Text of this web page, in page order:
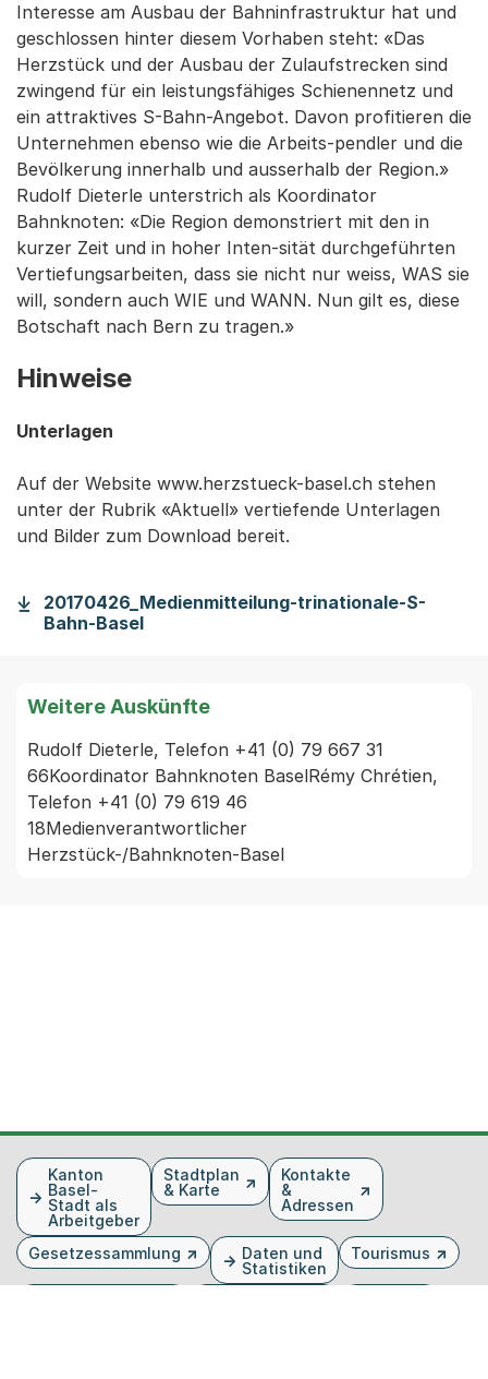
Interesse am Ausbau der Bahninfrastruktur hat und
geschlossen hinter diesem Vorhaben steht: «Das
Herzstück und der Ausbau der Zulaufstrecken sind
zwingend für ein leistungsfähiges Schienennetz und
ein attraktives S-Bahn-Angebot. Davon profitieren die
Unternehmen ebenso wie die Arbeits-pendler und die
Bevölkerung innerhalb und ausserhalb der Region.»
Rudolf Dieterle unterstrich als Koordinator
Bahnknoten: «Die Region demonstriert mit den in
kurzer Zeit und in hoher Inten-sität durchgeführten
Vertiefungsarbeiten, dass sie nicht nur weiss, WAS sie
will, sondern auch WIE und WANN. Nun gilt es, diese
Botschaft nach Bern zu tragen.»
Hinweise
Unterlagen
Auf der Website www.herzstueck-basel.ch stehen
unter der Rubrik «Aktuell» vertiefende Unterlagen
und Bilder zum Download bereit.
20170426_Medienmitteilung-trinationale-S-
Bahn-Basel
Weitere Auskünfte
Rudolf Dieterle, Telefon +41 (0) 79 667 31
66Koordinator Bahnknoten BaselRémy Chrétien,
Telefon +41 (0) 79 619 46
18Medienverantwortlicher
Herzstück-/Bahnknoten-Basel
FusszeileKanton
Basel-
Stadt als
Arbeitgeber
Stadtplan
& Karte
Kontakte
&
Adressen
Gesetzessammlung
Daten und
Statistiken
Tourismus